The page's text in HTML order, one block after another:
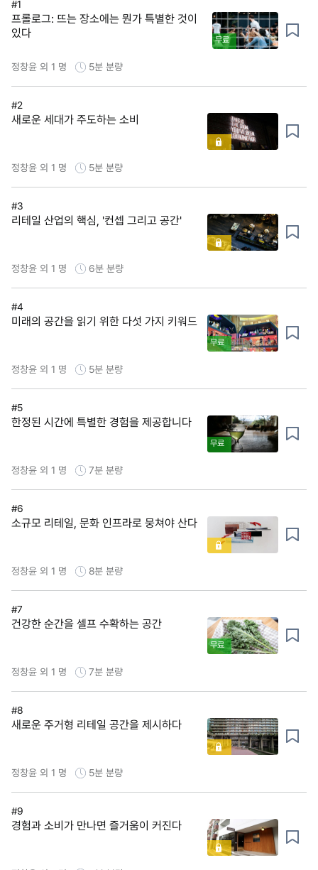
#1
프롤로그: 뜨는 장소에는 뭔가 특별한 것이
있다
무료
정창윤 외 1 명 5분 분량
#2
새로운 세대가 주도하는 소비
정창윤 외 1 명 5분 분량
#3
리테일 산업의 핵심, '컨셉 그리고 공간'
정창윤 외 1 명 6분 분량
#4
미래의 공간을 읽기 위한 다섯 가지 키워드
무료
정창윤 외 1 명 5분 분량
#5
한정된 시간에 특별한 경험을 제공합니다
무료
정창윤 외 1 명 7분 분량
#6
소규모 리테일, 문화 인프라로 뭉쳐야 산다
정창윤 외 1 명 8분 분량
#7
건강한 순간을 셀프 수확하는 공간
무료
정창윤 외 1 명 7분 분량
#8
새로운 주거형 리테일 공간을 제시하다
정창윤 외 1 명 5분 분량
#9
경험과 소비가 만나면 즐거움이 커진다